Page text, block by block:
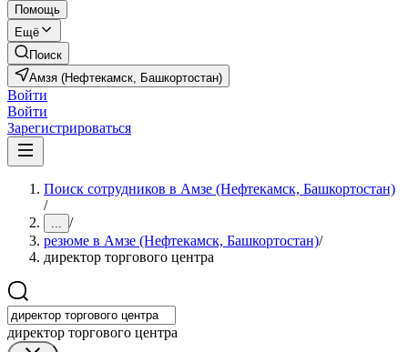
Помощь
Ещё
Поиск
Амзя (Нефтекамск, Башкортостан)
Войти
Войти
Зарегистрироваться
Поиск сотрудников в Амзе (Нефтекамск, Башкортостан)
/
... /
резюме в Амзе (Нефтекамск, Башкортостан)/
директор торгового центра
директор торгового центра